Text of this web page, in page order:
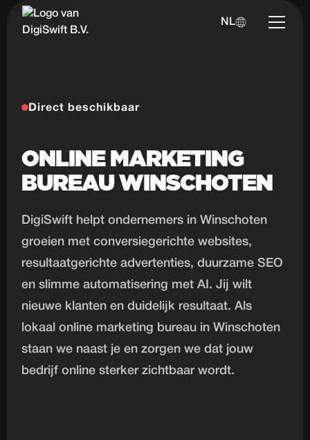
NL
Direct beschikbaar
ONLINE MARKETING
BUREAU WINSCHOTEN
DigiSwift helpt ondernemers in Winschoten
groeien met conversiegerichte websites,
resultaatgerichte advertenties, duurzame SEO
en slimme automatisering met AI. Jij wilt
nieuwe klanten en duidelijk resultaat. Als
lokaal online marketing bureau in Winschoten
staan we naast je en zorgen we dat jouw
bedrijf online sterker zichtbaar wordt.